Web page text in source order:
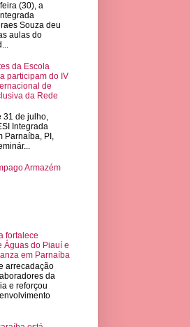
(30), a
Souza deu
aulas do
da Escola
participam do IV
de
da Rede
31 de julho,
Integrada
Parnaíba, PI,
Armazém
fortalece
Águas do Piauí e
em Parnaíba
arrecadação
da
e reforçou